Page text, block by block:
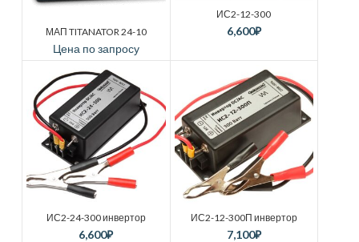
МАП TITANATOR 24-10
Цена по запросу
ИС2-12-300
6,600₽
ИС2-24-300 инвертор
6,600₽
ИС2-12-300П инвертор
7,100₽